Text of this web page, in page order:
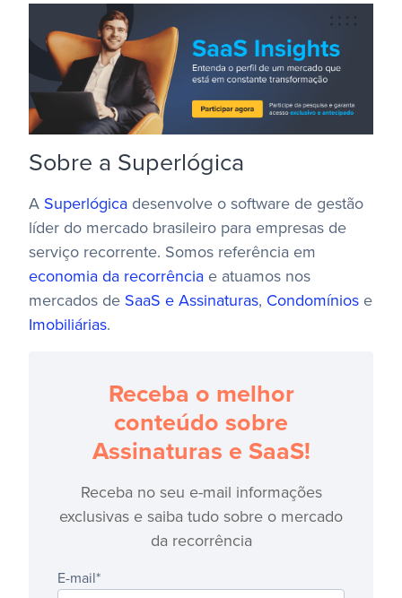
Sobre a Superlógica
A Superlógica desenvolve o software de gestão
líder do mercado brasileiro para empresas de
serviço recorrente. Somos referência em
economia da recorrência e atuamos nos
mercados de SaaS e Assinaturas, Condomínios e
Imobiliárias.
Receba o melhor
conteúdo sobre
Assinaturas e SaaS!
Receba no seu e-mail informações
exclusivas e saiba tudo sobre o mercado
da recorrência
E-mail*